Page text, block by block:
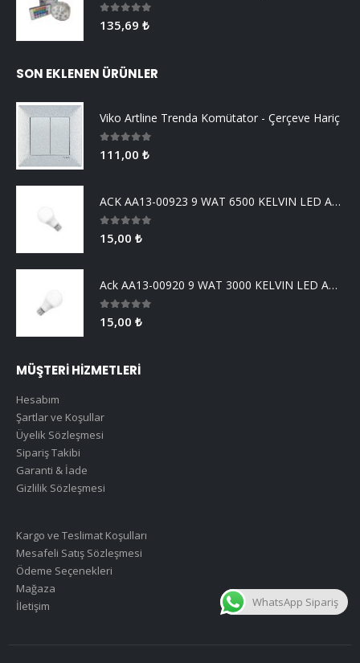
0 5 üzerinden
135,69 ₺
SON EKLENEN ÜRÜNLER
Viko Artline Trenda Komütator - Çerçeve Hariç
5 üzerinden
111,00 ₺
ACK AA13-00923 9 WAT 6500 KELVIN LED AMPUL
5 üzerinden
15,00 ₺
Ack AA13-00920 9 WAT 3000 KELVIN LED AMPUL
5 üzerinden
15,00 ₺
MÜŞTERİ HİZMETLERİ
Hesabım
Şartlar ve Koşullar
Üyelik Sözleşmesi
Sipariş Takibi
Garanti & İade
Gizlilik Sözleşmesi
Kargo ve Teslimat Koşulları
Mesafeli Satış Sözleşmesi
Ödeme Seçenekleri
Mağaza
İletişim
WhatsApp Sipariş